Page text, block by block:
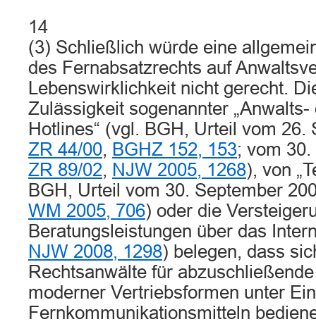
14
(3) Schließlich würde eine
des Fernabsatzrechts auf
Lebenswirklichkeit nicht gerecht.
Zulässigkeit sogenannter
Hotlines“ (vgl. BGH, Urteil vom
ZR 44/00, BGHZ 152, 153; vom
ZR 89/02, NJW 2005, 1268), von
BGH, Urteil vom 30. September
WM 2005, 706) oder die
Beratungsleistungen über das
NJW 2008, 1298) belegen, dass
Rechtsanwälte für
moderner Vertriebsformen unter
Fernkommunikationsmitteln